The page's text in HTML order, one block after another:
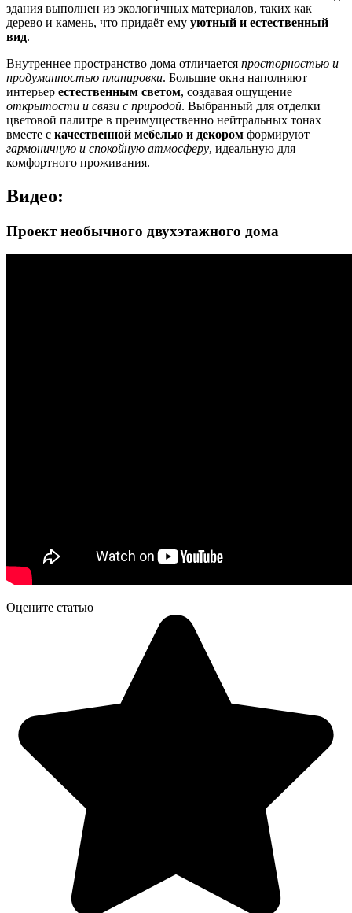
здания выполнен из экологичных материалов, таких как
дерево и камень, что придаёт ему уютный и естественный
вид.
Внутреннее пространство дома отличается просторностью и
продуманностью планировки. Большие окна наполняют
интерьер естественным светом, создавая ощущение
открытости и связи с природой. Выбранный для отделки
цветовой палитре в преимущественно нейтральных тонах
вместе с качественной мебелью и декором формируют
гармоничную и спокойную атмосферу, идеальную для
комфортного проживания.
Видео:
Проект необычного двухэтажного дома
Оцените статью